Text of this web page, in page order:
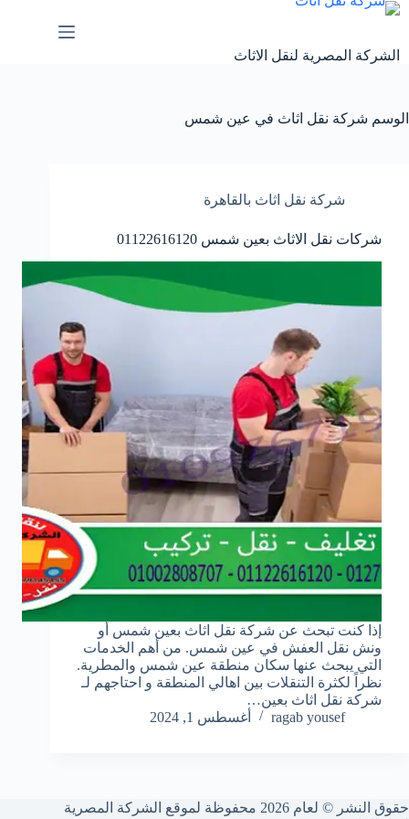
التجاوز
الشركة المصرية لنقل الاثاث
الوسم شركة نقل اثاث في عين شمس
شركة نقل اثاث بالقاهرة
شركات نقل الاثاث بعين شمس 01122616120
إذا كنت تبحث عن شركة نقل اثاث بعين شمس أو
ونش نقل العفش في عين شمس. من أهم الخدمات
التي يبحث عنها سكان منطقة عين شمس والمطرية.
نظراً لكثرة التنقلات بين اهالي المنطقة و احتاجهم لـ
شركة نقل اثاث بعين…
ragab yousef
أغسطس 1, 2024
حقوق النشر © لعام 2026 محفوظة لموقع الشركة المصرية